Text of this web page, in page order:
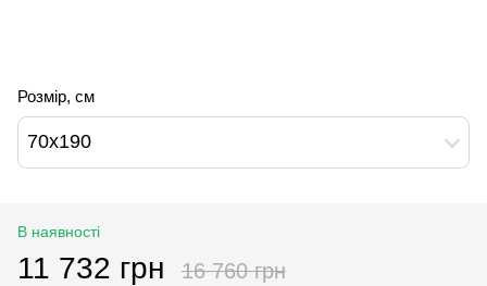
Розмір, см
70х190
В наявності
11 732 грн 16 760 грн